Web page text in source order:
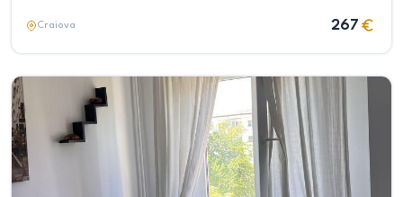
Craiova 267